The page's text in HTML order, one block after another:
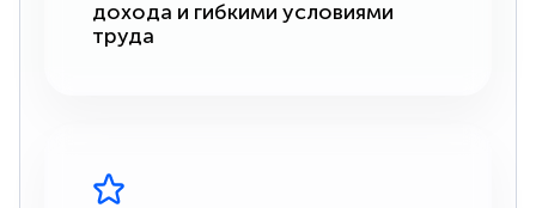
дохода и гибкими условиями
труда